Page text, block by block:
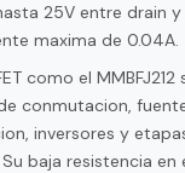
25V entre drain
maxima de 0.04A.
como el MMBFJ212
conmutacion,
inversores y
baja resistencia en